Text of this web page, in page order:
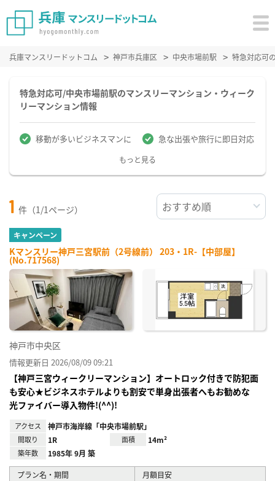
兵庫マンスリードットコム 神戸市兵庫区 中央市場前駅 特急対応可
特急対応可/中央市場前駅のマンスリーマンション・ウィーク
リーマンション情報
移動が多いビジネスマンに 急な出張や旅行に即日対応
もっと見る
1 件（1/1ページ）
キャンペーン
Kマンスリー神戸三宮駅前（2号線前） 203・1R-【中部屋】
(No.717568)
神戸市中央区
情報更新日 2026/08/09 09:21
【神戸三宮ウィークリーマンション】オートロック付きで防犯面
も安心★ビジネスホテルよりも割安で単身出張者へもお勧めな
光ファイバー導入物件!(^^)!
アクセス 神戸市海岸線「中央市場前駅」
間取り 1R 面積 14m²
築年数 1985年 9月 築
プラン名・期間 月額目安